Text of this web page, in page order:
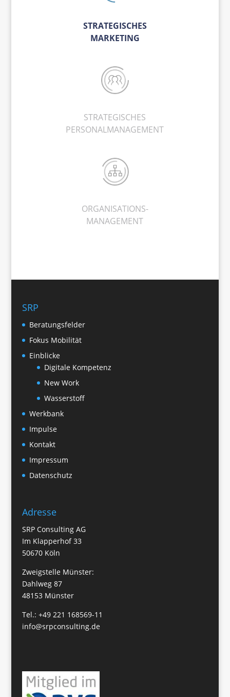
STRATEGISCHES
MARKETING
STRATEGISCHES
PERSONALMANAGEMENT
ORGANISATIONS-
MANAGEMENT
SRP
Beratungsfelder
Fokus Mobilität
Einblicke
Digitale Kompetenz
New Work
Wasserstoff
Werkbank
Impulse
Kontakt
Impressum
Datenschutz
Adresse
SRP Consulting AG
Im Klapperhof 33
50670 Köln
Zweigstelle Münster:
Dahlweg 87
48153 Münster
Tel.: +49 221 168569-11
info@srpconsulting.de